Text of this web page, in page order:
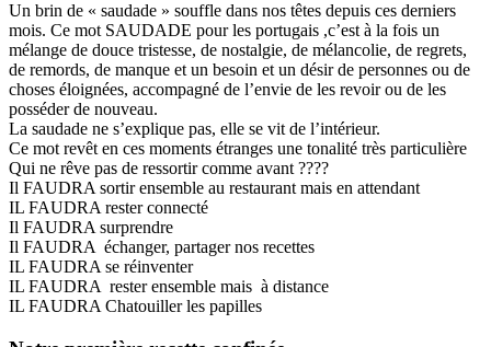
Un brin de « saudade » souffle dans nos têtes depuis ces derniers
mois. Ce mot SAUDADE pour les portugais ,c’est à la fois un
mélange de douce tristesse, de nostalgie, de mélancolie, de regrets,
de remords, de manque et un besoin et un désir de personnes ou de
choses éloignées, accompagné de l’envie de les revoir ou de les
posséder de nouveau.
La saudade ne s’explique pas, elle se vit de l’intérieur.
Ce mot revêt en ces moments étranges une tonalité très particulière
Qui ne rêve pas de ressortir comme avant ????
Il FAUDRA sortir ensemble au restaurant mais en attendant
IL FAUDRA rester connecté
Il FAUDRA surprendre
Il FAUDRA échanger, partager nos recettes
IL FAUDRA se réinventer
IL FAUDRA rester ensemble mais à distance
IL FAUDRA Chatouiller les papilles